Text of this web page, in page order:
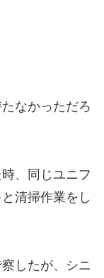
なかっただろ
、同じユニフ
清掃作業をし
したが、シニ